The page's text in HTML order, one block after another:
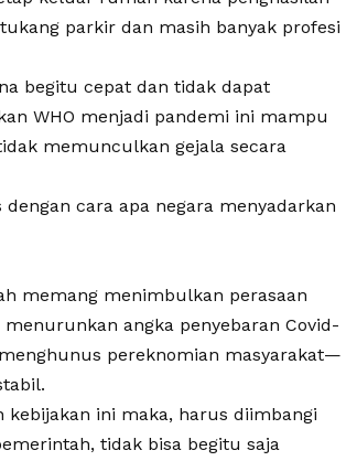
parkir dan masih banyak profesi
begitu cepat dan tidak dapat
WHO menjadi pandemi ini mampu
memunculkan gejala secara
cara apa negara menyadarkan
memang menimbulkan perasaan
angka penyebaran Covid-
pereknomian masyarakat—
ini maka, harus diimbangi
tidak bisa begitu saja